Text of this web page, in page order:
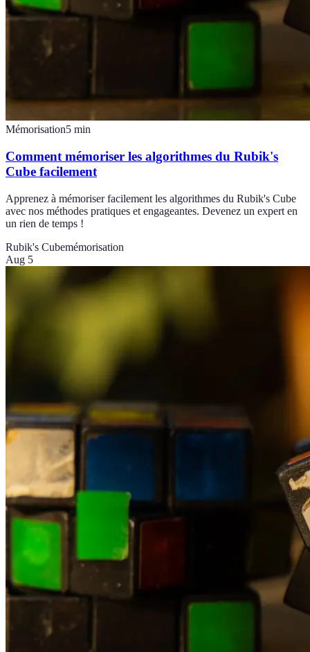
Mémorisation5 min
Comment mémoriser les algorithmes du Rubik's
Cube facilement
Apprenez à mémoriser facilement les algorithmes du Rubik's Cube
avec nos méthodes pratiques et engageantes. Devenez un expert en
un rien de temps !
Rubik's Cubemémorisation
Aug 5